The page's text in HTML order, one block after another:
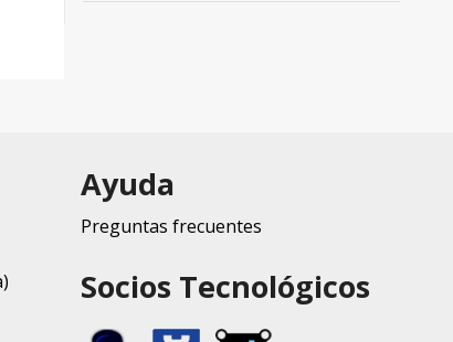
Ayuda
Preguntas frecuentes
Socios Tecnológicos